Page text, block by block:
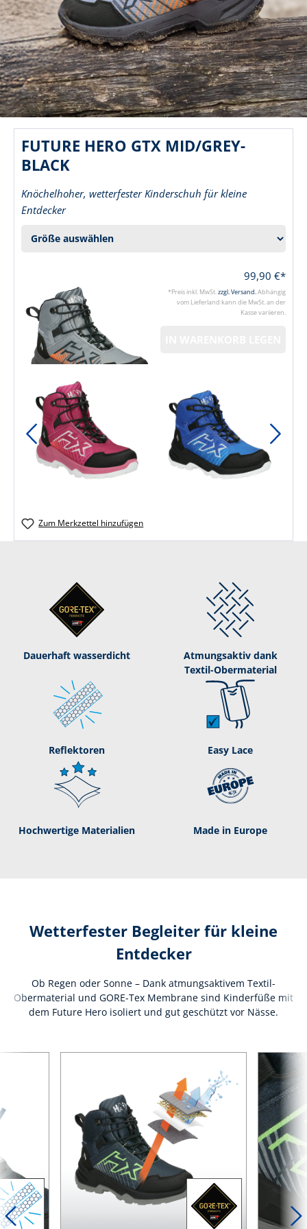
FUTURE HERO GTX MID/GREY-
BLACK
Knöchelhoher, wetterfester Kinderschuh für kleine
Entdecker
99,90 €*
*Preis inkl. MwSt.zzgl. Versand.Abhängig
vom Lieferland kann die MwSt. an der
Kasse variieren.
Zum Merkzettel hinzufügen
Dauerhaft was­ser­dicht
Atmungsaktiv dank
Textil-­Obermaterial
Reflektoren Easy Lace
Hochwertige Materialien Made in Europe
Wetterfester Begleiter für kleine
Entdecker
Ob Regen oder Sonne – Dank atmungsaktivem Textil-
Obermaterial und GORE-Tex Membrane sind Kinderfüße mit
dem Future Hero isoliert und gut geschützt vor Nässe.